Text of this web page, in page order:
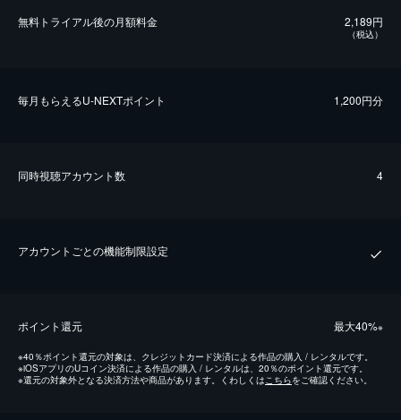
無料トライアル後の⽉額料金 2,189円
（税込）
毎⽉もらえるU-NEXTポイント 1,200円分
同時視聴アカウント数 4
アカウントごとの機能制限設定
ポイント還元 最⼤40%※
※40％ポイント還元の対象は、クレジットカード決済による作品の購入 / レンタルです。
※iOSアプリのUコイン決済による作品の購入 / レンタルは、20％のポイント還元です。
※還元の対象外となる決済方法や商品があります。くわしくはこちらをご確認ください。